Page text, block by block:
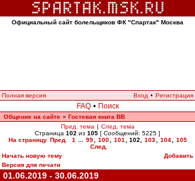
Официальный сайт болельщиков ФК "Спартак" Москва
Полная версия Вход • Регистрация
FAQ • Поиск
Общение на сайте » Гостевая книга ВВ
Пред. тема | След. тема
Страница 102 из 105 [ Сообщений: 5225 ]
На страницу Пред. 1 99 100 101 102 103 104
105
След.
Начать новую тему
Добавить
Версия для печати
01.06.2019 - 30.06.2019